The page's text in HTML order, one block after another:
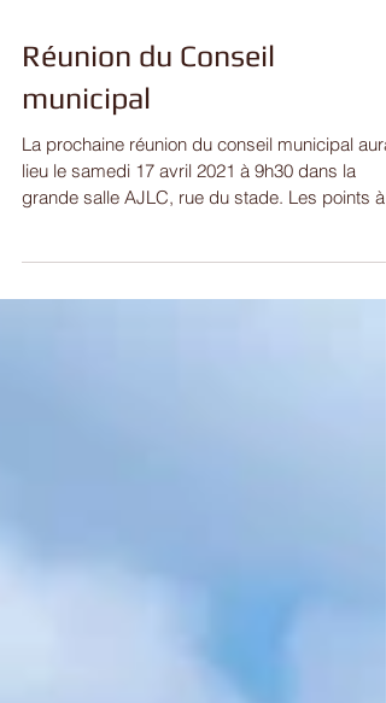
Réunion du Conseil
municipal
La prochaine réunion du conseil municipal aura
lieu le samedi 17 avril 2021 à 9h30 dans la